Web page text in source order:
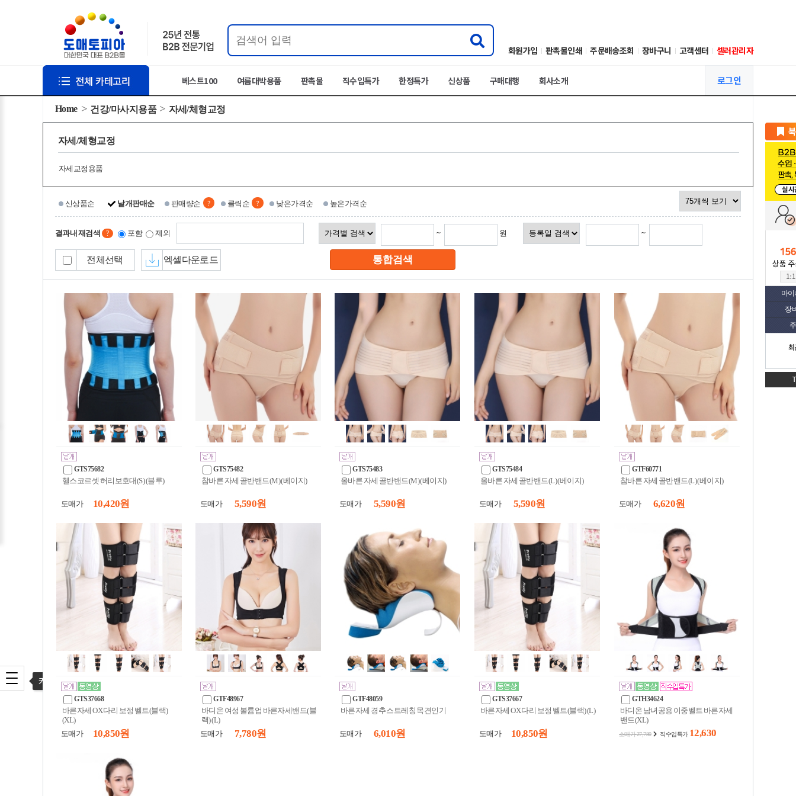
회원가입 판촉물인쇄 주문배송조회 장바구니 고객센터 셀러관리자
베스트100 여름대박용품 판촉물 직수입특가 한정특가 신상품 구매대행 회사소개 로그인
마
장
카테고리 열기
Home 건강/마사지용품 자세/체형교정
자세/체형교정
자세교정용품
신상품순 낱개판매순 판매량순 ? 클릭순 ? 낮은가격순 높은가격순
결과내 재검색 ? 포함 제외 ~ 원 ~
전체선택 엑셀다운로드
GTS75682
헬스코르셋 허리보호대(S) (블루)
도매가 10,420 원
GTS75482
참바른 자세 골반밴드(M) (베이지)
도매가 5,590 원
GTS75483
올바른 자세 골반밴드(M) (베이지)
도매가 5,590 원
GTS75484
올바른 자세 골반밴드(L) (베이지)
도매가 5,590 원
GTF60771
참바른 자세 골반밴드(L) (베이지)
도매가 6,620 원
GTS37668
바른자세 OX 다리 보정 벨트(블랙)
(XL)
도매가
10,850 원
GTF48967
바디온 여성 볼륨업 바른자세밴드(블
랙) (L)
도매가
7,780 원
GTF48059
바른자세 경추 스트레칭 목견인기
도매가 6,010 원
GTS37667
바른자세 OX 다리 보정 벨트(블랙) (L)
도매가 10,850 원
GTH34624
바디온 남녀공용 이중벨트 바른자세
밴드(XL)
소매가 27,780 직수입특가12,630